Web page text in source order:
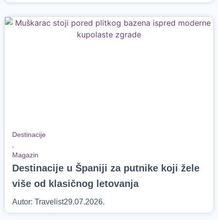
Destinacije
Magazin
Destinacije u Španiji za putnike koji žele
više od klasičnog letovanja
Autor: Travelist29.07.2026.